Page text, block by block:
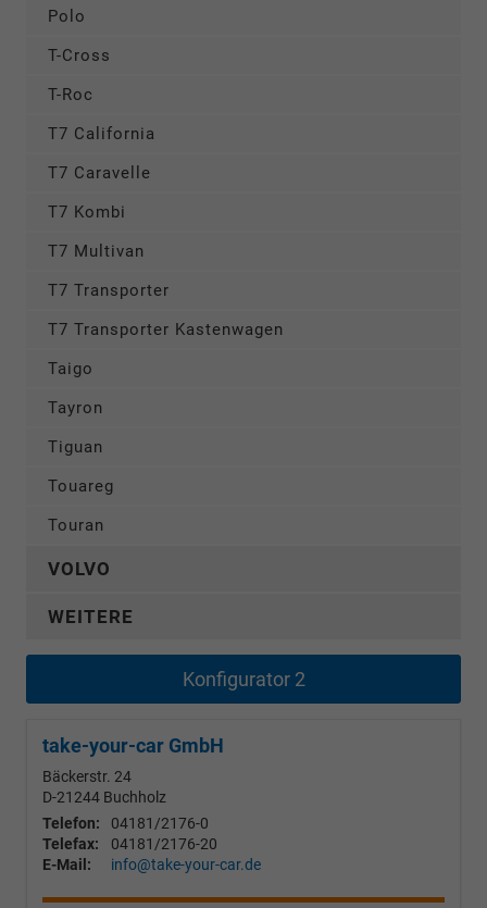
Polo
T-Cross
T-Roc
T7 California
T7 Caravelle
T7 Kombi
T7 Multivan
T7 Transporter
T7 Transporter Kastenwagen
Taigo
Tayron
Tiguan
Touareg
Touran
VOLVO
WEITERE
Konfigurator 2
take-your-car GmbH
Bäckerstr. 24
D-21244 Buchholz
Telefon:
04181/2176-0
Telefax:
04181/2176-20
E-Mail:
info@take-your-car.de